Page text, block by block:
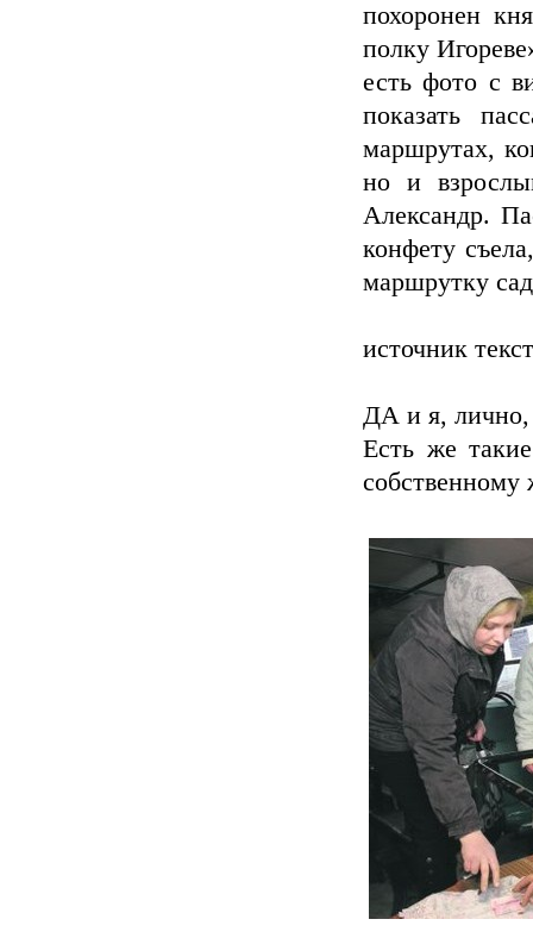
похоронен
полку
есть фото с
показать
маршрутах,
но и
Александр.
конфету
маршрутку
источник
ДА и я,
Есть же